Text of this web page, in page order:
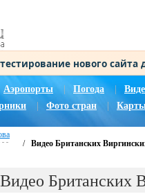
нового
Аэропорты Погода |
Фото стран
/ Видео Британских
Видео Британских